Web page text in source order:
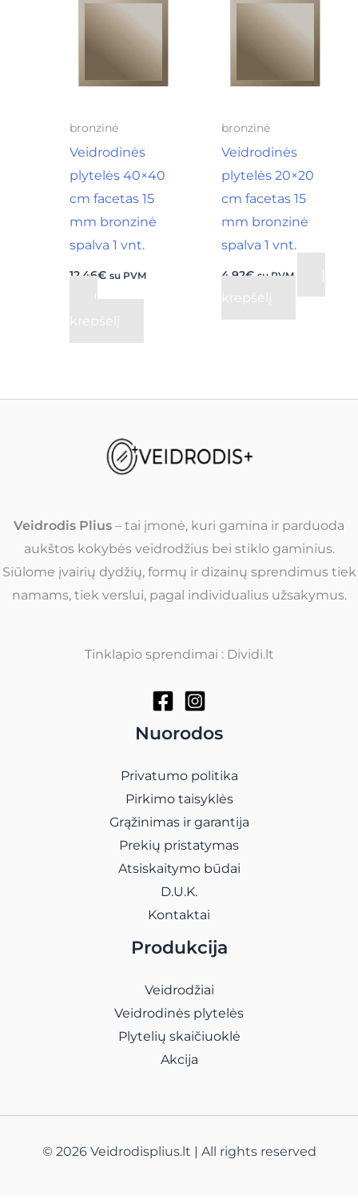
bronzinė
Veidrodinės
plytelės 40×40
cm facetas 15
mm bronzinė
spalva 1 vnt.
12,46€ su PVM
Į
krepšelį
bronzinė
Veidrodinės
plytelės 20×20
cm facetas 15
mm bronzinė
spalva 1 vnt.
4,92€ su PVM
Į
krepšelį
Veidrodis Plius – tai įmonė, kuri gamina ir parduoda
aukštos kokybės veidrodžius bei stiklo gaminius.
Siūlome įvairių dydžių, formų ir dizainų sprendimus tiek
namams, tiek verslui, pagal individualius užsakymus.
Tinklapio sprendimai : Dividi.lt
Nuorodos
Privatumo politika
Pirkimo taisyklės
Grąžinimas ir garantija
Prekių pristatymas
Atsiskaitymo būdai
D.U.K.
Kontaktai
Produkcija
Veidrodžiai
Veidrodinės plytelės
Plytelių skaičiuoklė
Akcija
© 2026 Veidrodisplius.lt | All rights reserved